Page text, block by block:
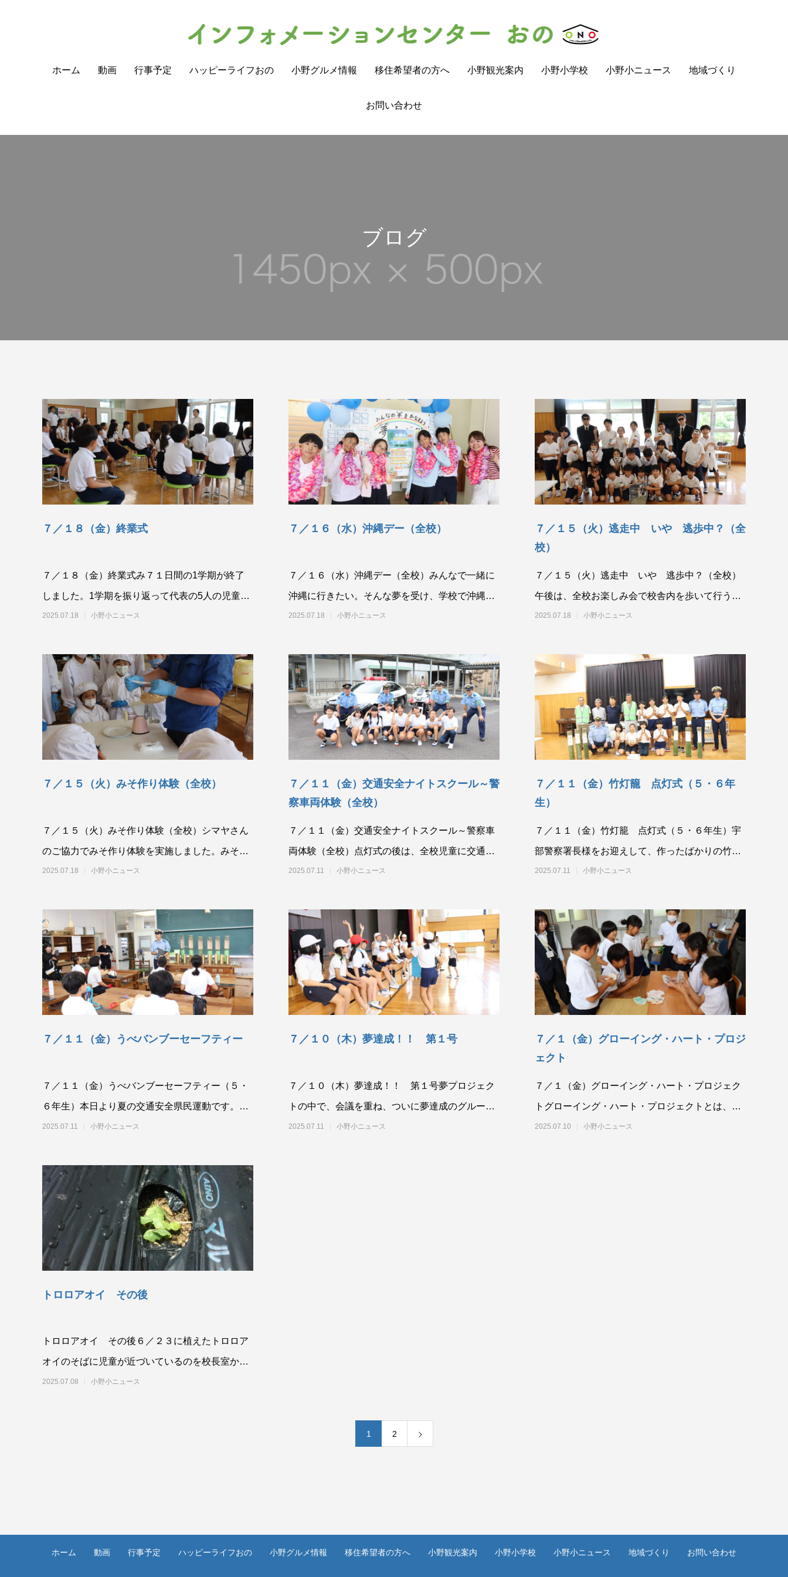
ホーム 動画 行事予定 ハッピーライフおの 小野グルメ情報 移住希望者の方へ 小野観光案内 小野小学校 小野小ニュース 地域づくり
お問い合わせ
ブログ
７／１８（金）終業式
７／１８（金）終業式み７１日間の1学期が終了
しました。1学期を振り返って代表の5人の児童が
立派な発表をしてくれました。小野小の子どもた
2025.07.18 小野小ニュース
７／１６（水）沖縄デー（全校）
７／１６（水）沖縄デー（全校）みんなで一緒に
沖縄に行きたい。そんな夢を受け、学校で沖縄を
疑似体験しました。夢プロジェクト第3弾です。
2025.07.18 小野小ニュース
７／１５（火）逃走中 いや 逃歩中？（全
校）
７／１５（火）逃走中 いや 逃歩中？（全校）
午後は、全校お楽しみ会で校舎内を歩いて行う逃
走中を行いました。児童がルールや状況設定など
2025.07.18 小野小ニュース
７／１５（火）みそ作り体験（全校）
７／１５（火）みそ作り体験（全校）シマヤさん
のご協力でみそ作り体験を実施しました。みその
歴史、作り方、みそを使った料理、みその種類、
2025.07.18 小野小ニュース
７／１１（金）交通安全ナイトスクール～警
察車両体験（全校）
７／１１（金）交通安全ナイトスクール～警察車
両体験（全校）点灯式の後は、全校児童に交通安
全ナイトスクールをしていただきました。夏休
2025.07.11 小野小ニュース
７／１１（金）竹灯籠 点灯式（５・６年
生）
７／１１（金）竹灯籠 点灯式（５・６年生）宇
部警察署長様をお迎えして、作ったばかりの竹灯
籠の点灯式を行いました。この灯籠に込められた
2025.07.11 小野小ニュース
７／１１（金）うべバンブーセーフティー
７／１１（金）うべバンブーセーフティー（５・
６年生）本日より夏の交通安全県民運動です。宇
部警察署、竹ラボ、小野小学校のコラボで企画さ
2025.07.11 小野小ニュース
７／１０（木）夢達成！！ 第１号
７／１０（木）夢達成！！ 第１号夢プロジェク
トの中で、会議を重ね、ついに夢達成のグループ
が現れました。昼休みの全校遊びの時間を活用し
2025.07.11 小野小ニュース
７／１（金）グローイング・ハート・プロジ
ェクト
７／１（金）グローイング・ハート・プロジェク
トグローイング・ハート・プロジェクトとは、子
どもたちの健やかな心を育むために、山口県全体
2025.07.10 小野小ニュース
トロロアオイ その後
トロロアオイ その後６／２３に植えたトロロア
オイのそばに児童が近づいているのを校長室から
目視しました。観察かな？とおもい眺めてい
2025.07.08 小野小ニュース
1 2
ホーム 動画 行事予定 ハッピーライフおの 小野グルメ情報 移住希望者の方へ 小野観光案内 小野小学校 小野小ニュース 地域づくり お問い合わせ